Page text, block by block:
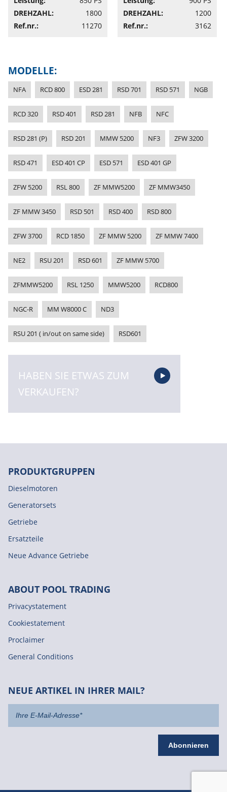
DREHZAHL:
1800
Ref.nr.:
11270
DREHZAHL:
1200
Ref.nr.:
3162
MODELLE:
NFA RCD 800 ESD 281 RSD 701 RSD 571 NGB
RCD 320 RSD 401 RSD 281 NFB NFC
RSD 281 (P) RSD 201 MMW 5200 NF3 ZFW 3200
RSD 471 ESD 401 CP ESD 571 ESD 401 GP
ZFW 5200 RSL 800 ZF MMW5200 ZF MMW3450
ZF MMW 3450 RSD 501 RSD 400 RSD 800
ZFW 3700 RCD 1850 ZF MMW 5200 ZF MMW 7400
NE2 RSU 201 RSD 601 ZF MMW 5700
ZFMMW5200 RSL 1250 MMW5200 RCD800
NGC-R MM W8000 C ND3
RSU 201 ( in/out on same side) RSD601
HABEN SIE ETWAS ZUM
VERKAUFEN?
PRODUKTGRUPPEN
Dieselmotoren
Generatorsets
Getriebe
Ersatzteile
Neue Advance Getriebe
ABOUT POOL TRADING
Privacystatement
Cookiestatement
Proclaimer
General Conditions
NEUE ARTIKEL IN IHRER MAIL?